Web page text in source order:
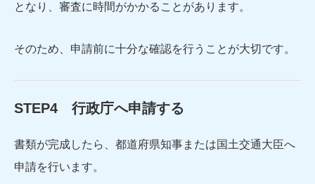
となり、審査に時間がかかることがあります。
そのため、申請前に十分な確認を行うことが大切です。
STEP4 行政庁へ申請する
書類が完成したら、都道府県知事または国土交通大臣へ
申請を行います。